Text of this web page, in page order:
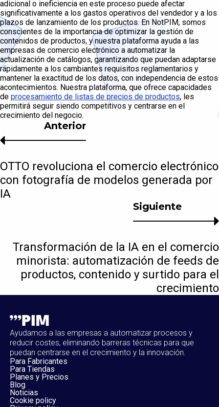
adicional o ineficiencia en este proceso puede afectar
significativamente a los gastos operativos del vendedor y a los
plazos de lanzamiento de los productos. En NotPIM, somos
conscientes de la importancia de optimizar la gestión de
contenidos de productos, y nuestra plataforma ayuda a las
empresas de comercio electrónico a automatizar la
actualización de catálogos, garantizando que puedan adaptarse
rápidamente a los cambiantes requisitos reglamentarios y
mantener la exactitud de los datos, con independencia de estos
acontecimientos. Nuestra plataforma, que ofrece capacidades
de procesamiento de listas de precios de productos, les
permitirá seguir siendo competitivos y centrarse en el
crecimiento del negocio.
Siguiente
Transformación de la IA en el comercio
minorista: automatización de feeds de
productos, contenido y surtido para el
crecimiento
Anterior
OTTO revoluciona el comercio electrónico
con fotografía de modelos generada por
IA
Ayudamos a las empresas a automatizar procesos y
reducir costes, eliminando barreras técnicas para que
puedan centrarse en el crecimiento y la innovación.
Para Fabricantes
Para Tiendas
Planes y Precios
Blog
Noticias
Cookie policy